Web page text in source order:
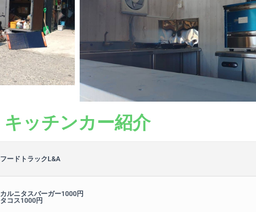
キッチンカー紹介
フードトラックL&A
カルニタスバーガー1000円
タコス1000円